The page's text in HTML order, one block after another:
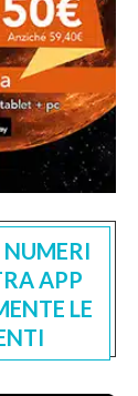
NUMERI
APP
LE